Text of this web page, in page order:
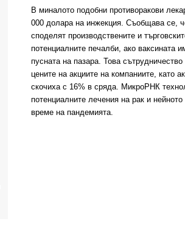
В миналото подобни противоракови
000 долара на инжекция. Съобщава се,
споделят производствените и
потенциалните печалби, ако ваксината
пусната на пазара. Това
цените на акциите на компаниите, като
скочиха с 16% в сряда. МикроРНК
потенциалните лечения на рак и
време на пандемията.